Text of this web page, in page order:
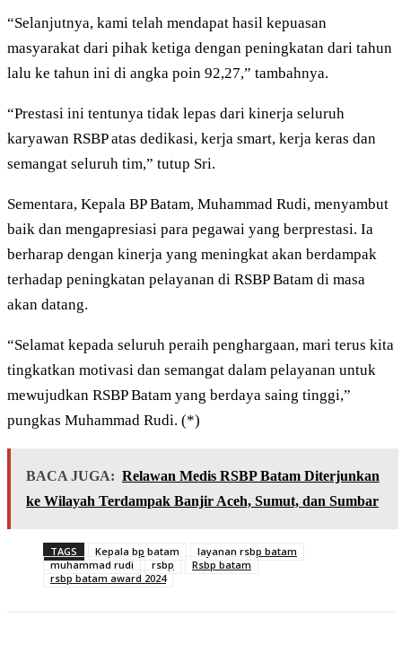
“Selanjutnya, kami telah mendapat hasil kepuasan
masyarakat dari pihak ketiga dengan peningkatan dari tahun
lalu ke tahun ini di angka poin 92,27,” tambahnya.
“Prestasi ini tentunya tidak lepas dari kinerja seluruh
karyawan RSBP atas dedikasi, kerja smart, kerja keras dan
semangat seluruh tim,” tutup Sri.
Sementara, Kepala BP Batam, Muhammad Rudi, menyambut
baik dan mengapresiasi para pegawai yang berprestasi. Ia
berharap dengan kinerja yang meningkat akan berdampak
terhadap peningkatan pelayanan di RSBP Batam di masa
akan datang.
“Selamat kepada seluruh peraih penghargaan, mari terus kita
tingkatkan motivasi dan semangat dalam pelayanan untuk
mewujudkan RSBP Batam yang berdaya saing tinggi,”
pungkas Muhammad Rudi. (*)
BACA JUGA: Relawan Medis RSBP Batam Diterjunkan
ke Wilayah Terdampak Banjir Aceh, Sumut, dan Sumbar
TAGS Kepala bp batam
layanan rsbp batam
muhammad rudi
rsbp
Rsbp batam
rsbp batam award 2024